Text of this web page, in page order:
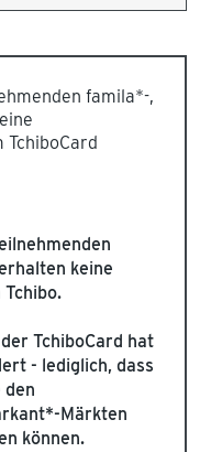
famila*-,
TchiboCard
keine
TchiboCard hat
- lediglich, dass
den
Märkten
können.